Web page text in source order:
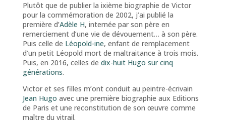
Plutôt que de publier la ixième biographie de Victor
pour la commémoration de 2002, j’ai publié la
première d’Adèle H, internée par son père en
remerciement d’une vie de dévouement… à son père.
Puis celle de Léopold-ine, enfant de remplacement
d’un petit Léopold mort de maltraitance à trois mois.
Puis, en 2016, celles de dix-huit Hugo sur cinq
générations.
Victor et ses filles m’ont conduit au peintre-écrivain
Jean Hugo avec une première biographie aux Editions
de Paris et une reconstitution de son œuvre comme
maître du vitrail.